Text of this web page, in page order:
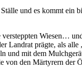
und es kommt ein
versteppten Wiesen…
Landrat prägte, als
und mit dem
von den Märtyrern der